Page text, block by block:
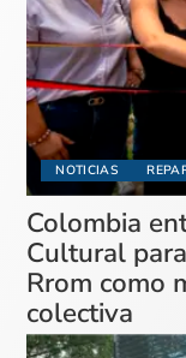
NOTICIAS
Colombia
Cultural
Rrom como
colectiva